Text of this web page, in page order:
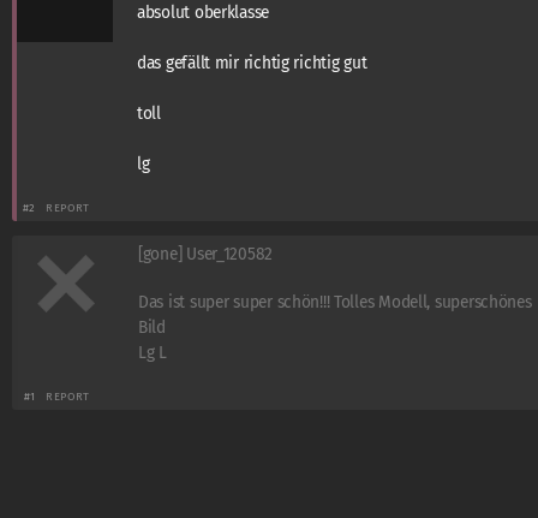
absolut oberklasse
das gefällt mir richtig richtig gut
toll
lg
#2 REPORT
[gone] User_120582
Das ist super super schön!!! Tolles Modell, superschönes
Bild
Lg L
#1 REPORT